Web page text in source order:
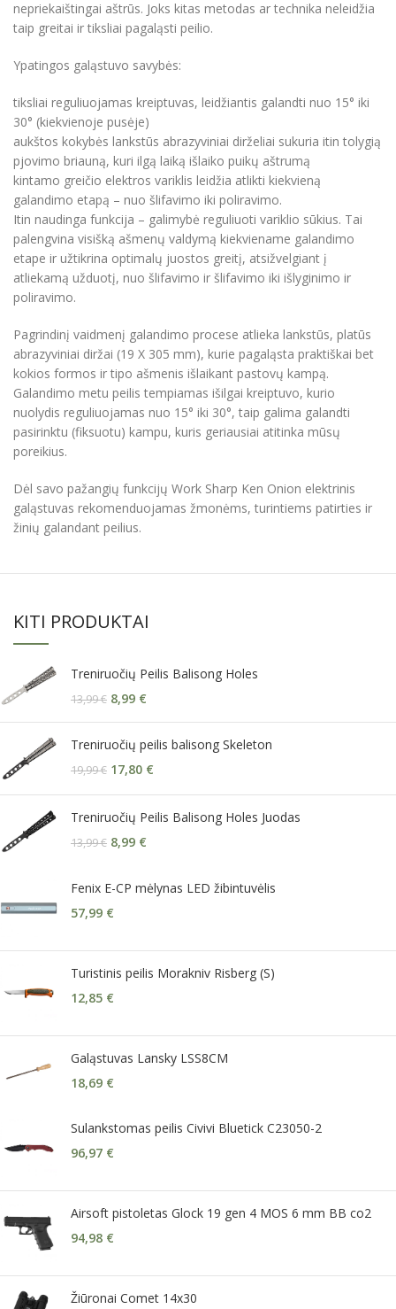
nepriekaištingai aštrūs. Joks kitas metodas ar technika neleidžia
taip greitai ir tiksliai pagaląsti peilio.
Ypatingos galąstuvo savybės:
tiksliai reguliuojamas kreiptuvas, leidžiantis galandti nuo 15° iki
30° (kiekvienoje pusėje)
aukštos kokybės lankstūs abrazyviniai dirželiai sukuria itin tolygią
pjovimo briauną, kuri ilgą laiką išlaiko puikų aštrumą
kintamo greičio elektros variklis leidžia atlikti kiekvieną
galandimo etapą – nuo ​​šlifavimo iki poliravimo.
Itin naudinga funkcija – galimybė reguliuoti variklio sūkius. Tai
palengvina visišką ašmenų valdymą kiekviename galandimo
etape ir užtikrina optimalų juostos greitį, atsižvelgiant į
atliekamą užduotį, nuo šlifavimo ir šlifavimo iki išlyginimo ir
poliravimo.
Pagrindinį vaidmenį galandimo procese atlieka lankstūs, platūs
abrazyviniai diržai (19 X 305 mm), kurie pagaląsta praktiškai bet
kokios formos ir tipo ašmenis išlaikant pastovų kampą.
Galandimo metu peilis tempiamas išilgai kreiptuvo, kurio
nuolydis reguliuojamas nuo 15° iki 30°, taip galima galandti
pasirinktu (fiksuotu) kampu, kuris geriausiai atitinka mūsų
poreikius.
Dėl savo pažangių funkcijų Work Sharp Ken Onion elektrinis
galąstuvas rekomenduojamas žmonėms, turintiems patirties ir
žinių galandant peilius.
KITI PRODUKTAI
Treniruočių Peilis Balisong Holes
13,99€ 8,99 €
Treniruočių peilis balisong Skeleton
19,99€ 17,80 €
Treniruočių Peilis Balisong Holes Juodas
13,99€ 8,99 €
Fenix E-CP mėlynas LED žibintuvėlis
57,99 €
Turistinis peilis Morakniv Risberg (S)
12,85 €
Galąstuvas Lansky LSS8CM
18,69 €
Sulankstomas peilis Civivi Bluetick C23050-2
96,97 €
Airsoft pistoletas Glock 19 gen 4 MOS 6 mm BB co2
94,98 €
Žiūronai Comet 14x30